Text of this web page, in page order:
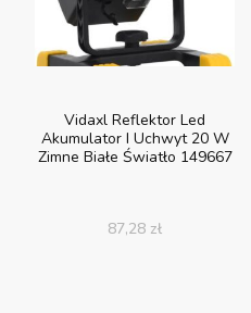
Vidaxl Reflektor Led
Akumulator I Uchwyt 20 W
Zimne Białe Światło 149667
87,28 zł